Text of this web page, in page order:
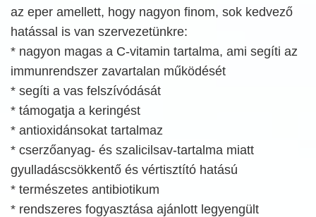
az eper amellett, hogy nagyon finom, sok kedvező
hatással is van szervezetünkre:
* nagyon magas a C-vitamin tartalma, ami segíti az
immunrendszer zavartalan működését
* segíti a vas felszívódását
* támogatja a keringést
* antioxidánsokat tartalmaz
* cserzőanyag- és szalicilsav-tartalma miatt
gyulladáscsökkentő és vértisztító hatású
* természetes antibiotikum
* rendszeres fogyasztása ajánlott legyengült